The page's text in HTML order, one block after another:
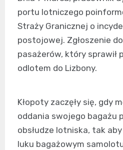
portu lotniczego
Straży Granicznej o
postojowej. Zgłoszenie
pasażerów, który sprawił
odlotem do Lizbony.
Kłopoty zaczęły się, gdy
oddania swojego bagażu
obsłudze lotniska, tak
luku bagażowym